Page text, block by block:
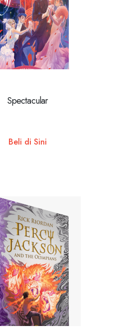
Spectacular
Beli di Sini